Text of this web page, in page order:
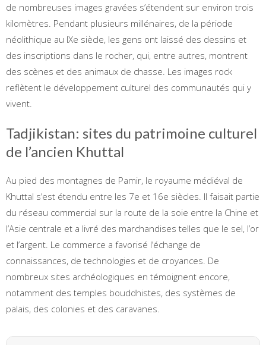
de nombreuses images gravées s’étendent sur environ trois
kilomètres. Pendant plusieurs millénaires, de la période
néolithique au IXe siècle, les gens ont laissé des dessins et
des inscriptions dans le rocher, qui, entre autres, montrent
des scènes et des animaux de chasse. Les images rock
reflètent le développement culturel des communautés qui y
vivent.
Tadjikistan: sites du patrimoine culturel
de l’ancien Khuttal
Au pied des montagnes de Pamir, le royaume médiéval de
Khuttal s’est étendu entre les 7e et 16e siècles. Il faisait partie
du réseau commercial sur la route de la soie entre la Chine et
l’Asie centrale et a livré des marchandises telles que le sel, l’or
et l’argent. Le commerce a favorisé l’échange de
connaissances, de technologies et de croyances. De
nombreux sites archéologiques en témoignent encore,
notamment des temples bouddhistes, des systèmes de
palais, des colonies et des caravanes.